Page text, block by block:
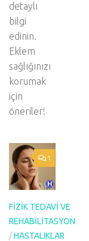
detaylı
bilgi
edinin.
Eklem
sağlığınızı
korumak
için
öneriler!
1
FIZIK TEDAVI VE
REHABILITASYON
/HASTALIKLAR